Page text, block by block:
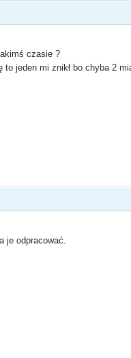
czasie ?
to jeden mi znikł bo chyba 2
je odpracować.